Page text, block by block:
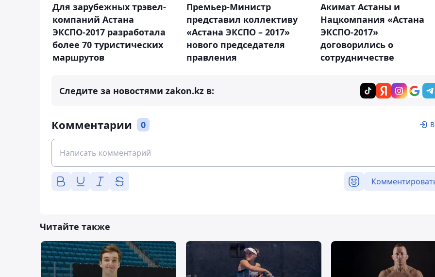
Для зарубежных трэвел-
компаний Астана
ЭКСПО-2017 разработала
более 70 туристических
маршрутов
Премьер-Министр
представил коллективу
«Астана ЭКСПО – 2017»
нового председателя
правления
Акимат Астаны и
Нацкомпания «Астана
ЭКСПО-2017»
договорились о
сотрудничестве
Следите за новостями zakon.kz в:
Комментарии 0
Читайте также